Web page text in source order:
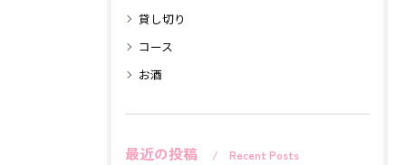
貸し切り
コース
お酒
最近の投稿 Recent Posts